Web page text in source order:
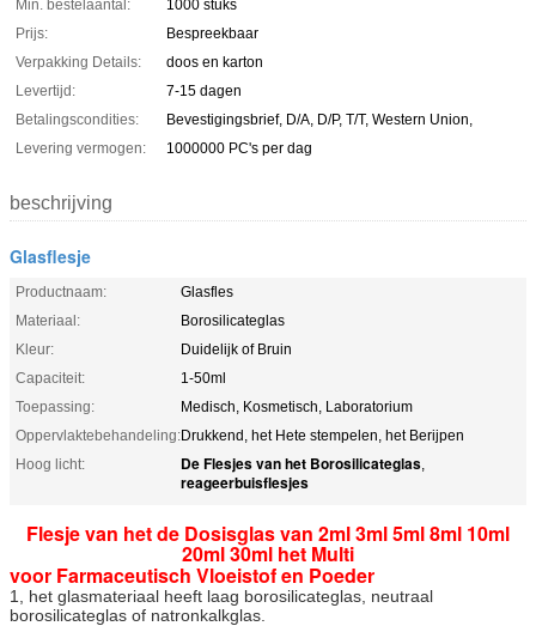
Min. bestelaantal:
1000 stuks
Prijs:
Bespreekbaar
Verpakking Details:
doos en karton
Levertijd:
7-15 dagen
Betalingscondities:
Bevestigingsbrief, D/A, D/P, T/T, Western Union,
Levering vermogen:
1000000 PC's per dag
beschrijving
Glasflesje
Productnaam:
Glasfles
Materiaal:
Borosilicateglas
Kleur:
Duidelijk of Bruin
Capaciteit:
1-50ml
Toepassing:
Medisch, Kosmetisch, Laboratorium
Oppervlaktebehandeling:Drukkend, het Hete stempelen, het Berijpen
Hoog licht:
De Flesjes van het Borosilicateglas,
reageerbuisflesjes
Flesje van het de Dosisglas van 2ml 3ml 5ml 8ml 10ml
20ml 30ml het Multi
voor Farmaceutisch Vloeistof en Poeder
1, het glasmateriaal heeft laag borosilicateglas, neutraal
borosilicateglas of natronkalkglas.